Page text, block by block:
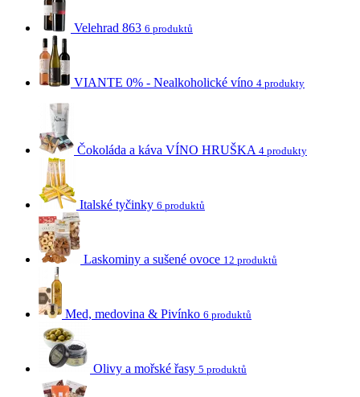
Velehrad 863 6 produktů
VIANTE 0% - Nealkoholické víno 4 produkty
Čokoláda a káva VÍNO HRUŠKA 4 produkty
Italské tyčinky 6 produktů
Laskominy a sušené ovoce 12 produktů
Med, medovina & Pivínko 6 produktů
Olivy a mořské řasy 5 produktů